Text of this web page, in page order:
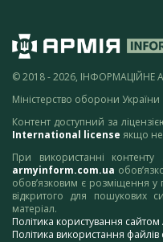
© 2018 - 2026, ІНФОРМАЦІЙНЕ
Міністерство оборони України
Контент доступний за
International license якщо
При використанні
armyinform.com.ua
обов’язковим є розміщення у
відкритого для пошукових
матеріал.
Політика користування
Політика використання файлів